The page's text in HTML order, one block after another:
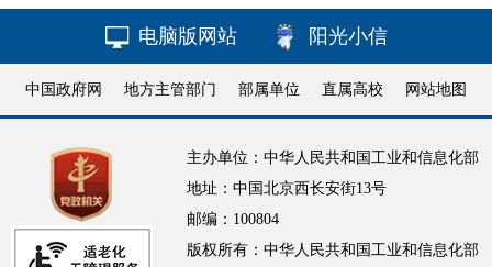
电脑版网站 阳光小信
中国政府网 地方主管部门 部属单位 直属高校 网站地图
主办单位：中华人民共和国工业和信息化部
地址：中国北京西长安街13号
邮编：100804
版权所有：中华人民共和国工业和信息化部